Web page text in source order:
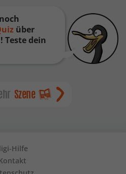
über
Teste dein
Szene
Hilfe